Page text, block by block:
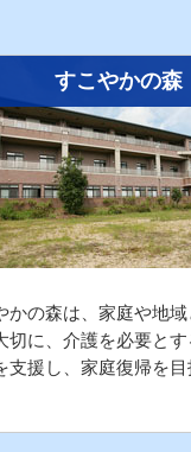
すこやかの森
かの森は、家庭や地
切に、介護を必要と
支援し、家庭復帰を